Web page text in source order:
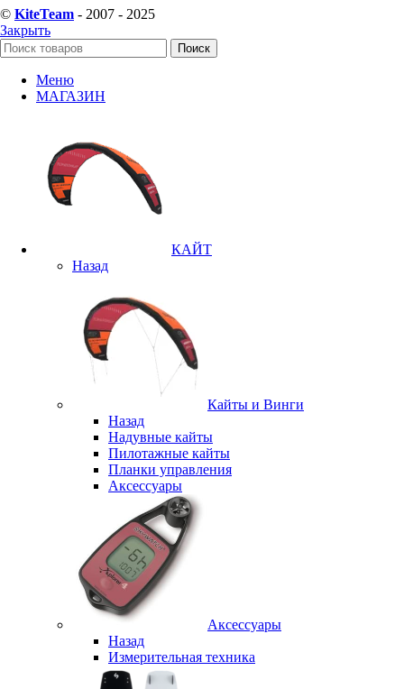
© KiteTeam - 2007 - 2025
Закрыть
Поиск
Меню
МАГАЗИН
КАЙТ
Назад
Кайты и Винги
Назад
Надувные кайты
Пилотажные кайты
Планки управления
Аксессуары
Аксессуары
Назад
Измерительная техника